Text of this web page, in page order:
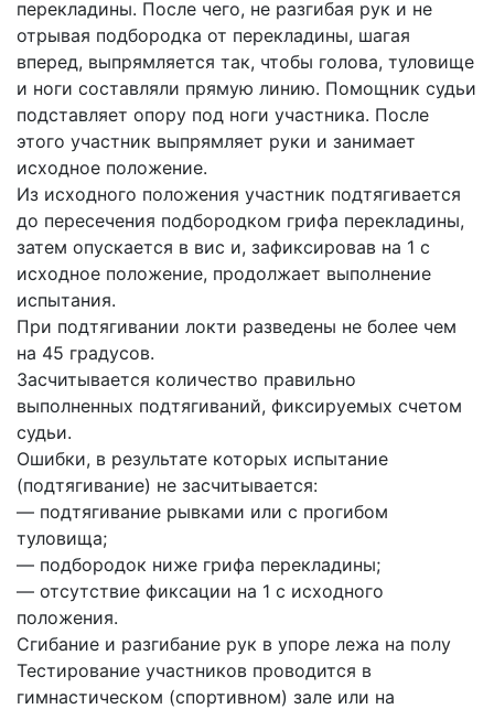
перекладины. После чего, не разгибая рук и не
отрывая подбородка от перекладины, шагая
вперед, выпрямляется так, чтобы голова, туловище
и ноги составляли прямую линию. Помощник судьи
подставляет опору под ноги участника. После
этого участник выпрямляет руки и занимает
исходное положение.
Из исходного положения участник подтягивается
до пересечения подбородком грифа перекладины,
затем опускается в вис и, зафиксировав на 1 с
исходное положение, продолжает выполнение
испытания.
При подтягивании локти разведены не более чем
на 45 градусов.
Засчитывается количество правильно
выполненных подтягиваний, фиксируемых счетом
судьи.
Ошибки, в результате которых испытание
(подтягивание) не засчитывается:
— подтягивание рывками или с прогибом
туловища;
— подбородок ниже грифа перекладины;
— отсутствие фиксации на 1 с исходного
положения.
Сгибание и разгибание рук в упоре лежа на полу
Тестирование участников проводится в
гимнастическом (спортивном) зале или на